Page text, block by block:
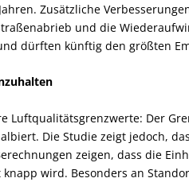
Zusätzliche
und die
dürften künftig den größten
Luftqualitätsgrenzwerte: Der
Die Studie zeigt jedoch,
zeigen, dass die
wird. Besonders an